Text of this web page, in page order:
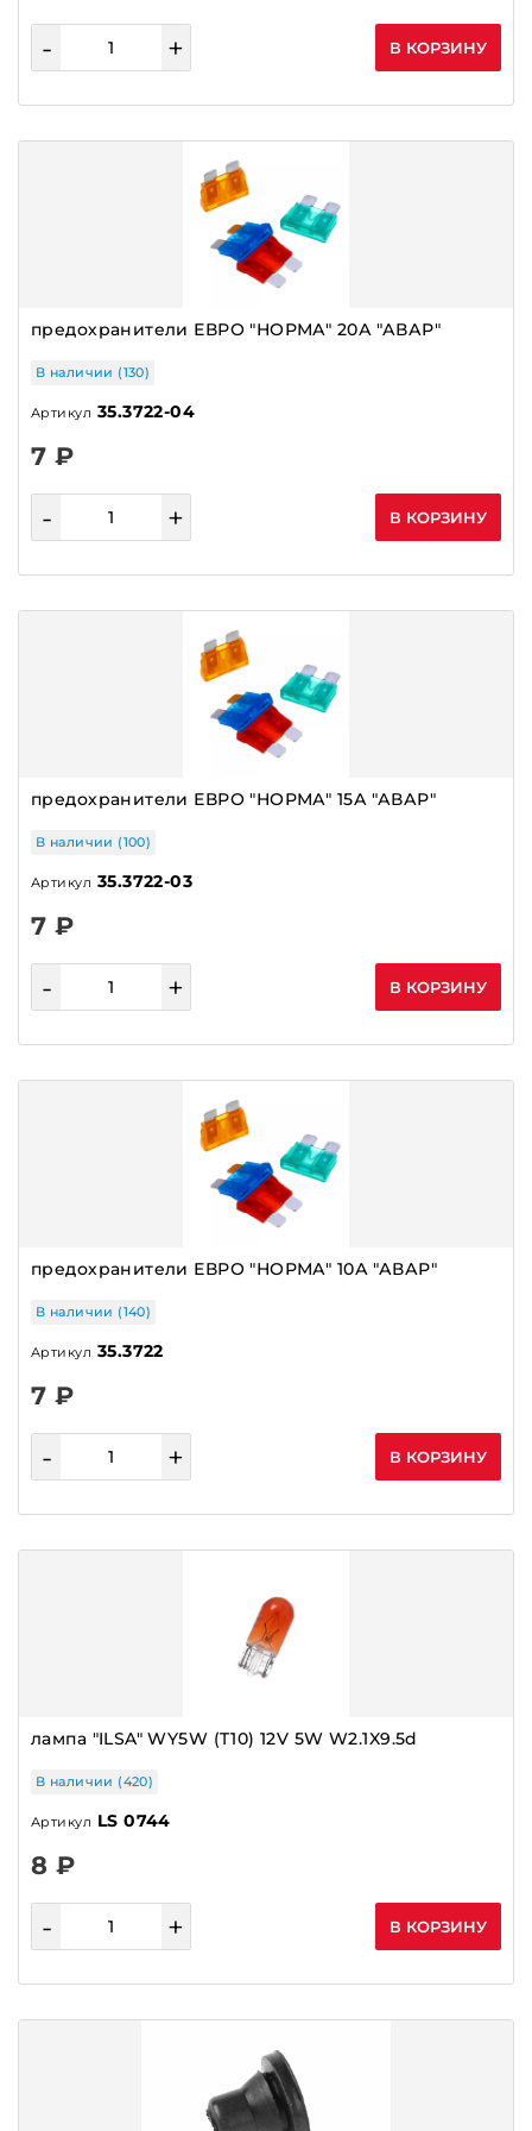
- + В КОРЗИНУ
предохранители ЕВРО "НОРМА" 20А "АВАР"
В наличии (130)
Артикул 35.3722-04
7 ₽
- + В КОРЗИНУ
предохранители ЕВРО "НОРМА" 15А "АВАР"
В наличии (100)
Артикул 35.3722-03
7 ₽
- + В КОРЗИНУ
предохранители ЕВРО "НОРМА" 10А "АВАР"
В наличии (140)
Артикул 35.3722
7 ₽
- + В КОРЗИНУ
лампа "ILSA" WY5W (T10) 12V 5W W2.1X9.5d
В наличии (420)
Артикул LS 0744
8 ₽
- + В КОРЗИНУ